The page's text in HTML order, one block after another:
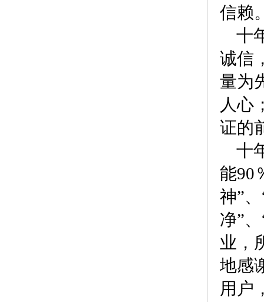
信赖
十
诚信
量为
人心
证的
十
能90
神”
净”
业，
地感
用户